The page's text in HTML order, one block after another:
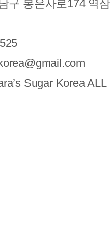
구 봉은사로174 역
Sugar Korea